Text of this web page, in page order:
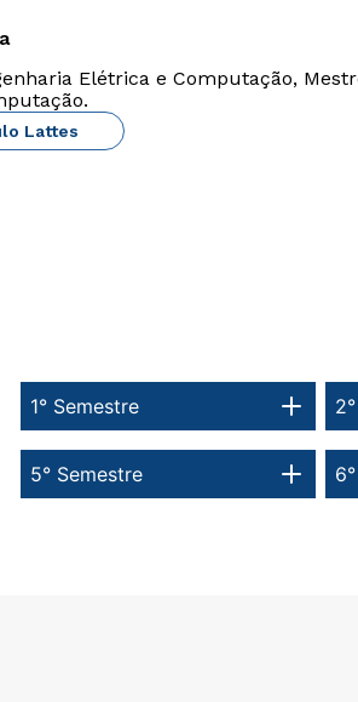
Elétrica e Computação,
Lattes
1° Semestre
5° Semestre